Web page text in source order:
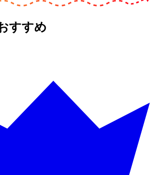
すすめ